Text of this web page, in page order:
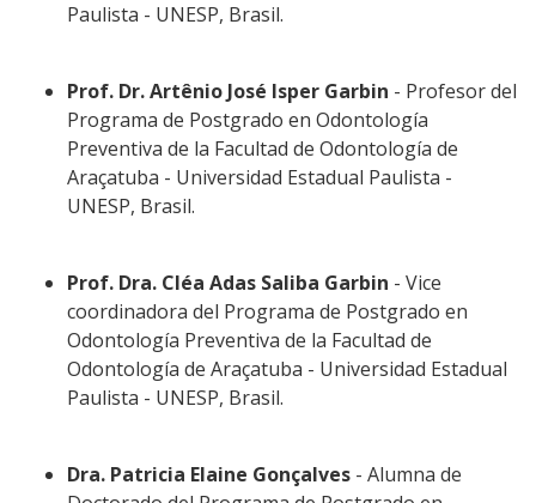
Paulista - UNESP, Brasil.
Prof. Dr. Artênio José Isper Garbin - Profesor del
Programa de Postgrado en Odontología
Preventiva de la Facultad de Odontología de
Araçatuba - Universidad Estadual Paulista -
UNESP, Brasil.
Prof. Dra. Cléa Adas Saliba Garbin - Vice
coordinadora del Programa de Postgrado en
Odontología Preventiva de la Facultad de
Odontología de Araçatuba - Universidad Estadual
Paulista - UNESP, Brasil.
Dra. Patricia Elaine Gonçalves - Alumna de